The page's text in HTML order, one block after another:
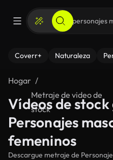
Coverr+ Naturaleza
Hogar
Metraje de video de
stock
Vídeos de
Personajes
femeninos
Descargue metraje de